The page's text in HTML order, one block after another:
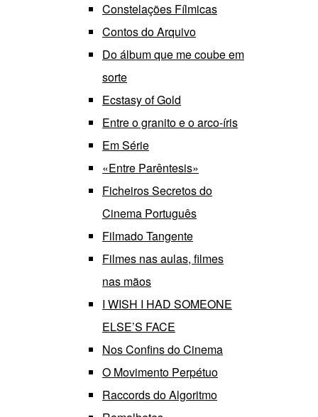
Constelações Fílmicas
Contos do Arquivo
Do álbum que me coube em
sorte
Ecstasy of Gold
Entre o granito e o arco-íris
Em Série
«Entre Parêntesis»
Ficheiros Secretos do
Cinema Português
Filmado Tangente
Filmes nas aulas, filmes
nas mãos
I WISH I HAD SOMEONE
ELSE’S FACE
Nos Confins do Cinema
O Movimento Perpétuo
Raccords do Algoritmo